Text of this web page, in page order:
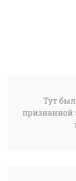
Тут
признанной